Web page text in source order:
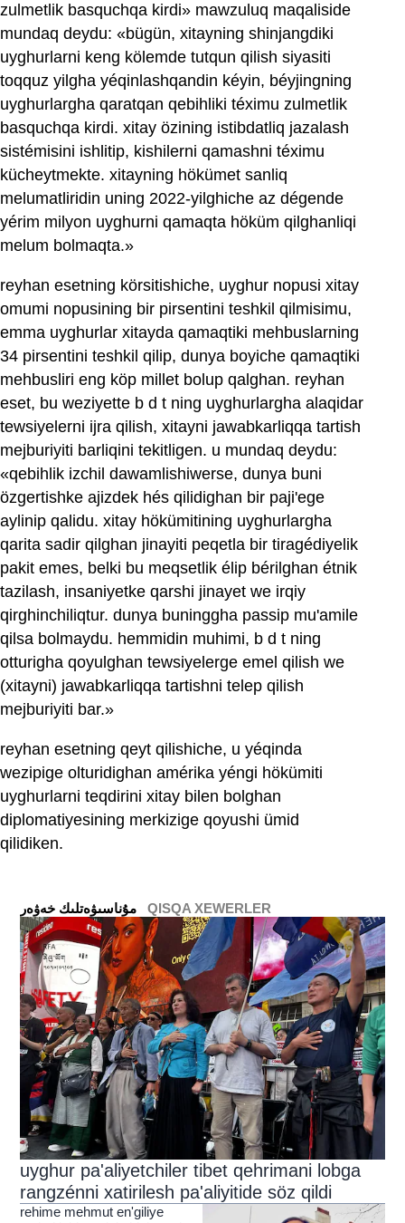
zulmetlik basquchqa kirdi» mawzuluq maqaliside
mundaq deydu: «bügün, xitayning shinjangdiki
uyghurlarni keng kölemde tutqun qilish siyasiti
toqquz yilgha yéqinlashqandin kéyin, béyjingning
uyghurlargha qaratqan qebihliki téximu zulmetlik
basquchqa kirdi. xitay özining istibdatliq jazalash
sistémisini ishlitip, kishilerni qamashni téximu
kücheytmekte. xitayning hökümet sanliq
melumatliridin uning 2022-yilghiche az dégende
yérim milyon uyghurni qamaqta höküm qilghanliqi
melum bolmaqta.»
reyhan esetning körsitishiche, uyghur nopusi xitay
omumi nopusining bir pirsentini teshkil qilmisimu,
emma uyghurlar xitayda qamaqtiki mehbuslarning
34 pirsentini teshkil qilip, dunya boyiche qamaqtiki
mehbusliri eng köp millet bolup qalghan. reyhan
eset, bu weziyette b d t ning uyghurlargha alaqidar
tewsiyelerni ijra qilish, xitayni jawabkarliqqa tartish
mejburiyiti barliqini tekitligen. u mundaq deydu:
«qebihlik izchil dawamlishiwerse, dunya buni
özgertishke ajizdek hés qilidighan bir paji'ege
aylinip qalidu. xitay hökümitining uyghurlargha
qarita sadir qilghan jinayiti peqetla bir tiragédiyelik
pakit emes, belki bu meqsetlik élip bérilghan étnik
tazilash, insaniyetke qarshi jinayet we irqiy
qirghinchiliqtur. dunya buninggha passip mu'amile
qilsa bolmaydu. hemmidin muhimi, b d t ning
otturigha qoyulghan tewsiyelerge emel qilish we
(xitayni) jawabkarliqqa tartishni telep qilish
mejburiyiti bar.»
reyhan esetning qeyt qilishiche, u yéqinda
wezipige olturidighan amérika yéngi hökümiti
uyghurlarni teqdirini xitay bilen bolghan
diplomatiyesining merkizige qoyushi ümid
qilidiken.
QISQA XEWERLER
uyghur pa'aliyetchiler tibet qehrimani lobga
rangzénni xatirilesh pa'aliyitide söz qildi
rehime mehmut en'giliye